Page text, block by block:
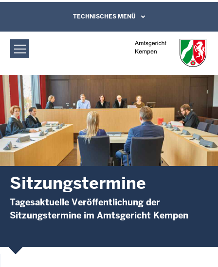
Amtsgericht Kempen: Sitzungstermine
Direkt zum Inhalt
Leichte Sprache, Gebärdensprachenvideo
und Kontaktformular
TECHNISCHES MENÜ
Sitzungstermine
Tagesaktuelle Veröffentlichung der
Sitzungstermine im Amtsgericht Kempen